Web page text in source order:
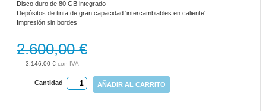
Disco duro de 80 GB integrado
Depósitos de tinta de gran capacidad 'intercambiables en caliente'
Impresión sin bordes
3.146,00 €
2.600,00 €
Cantidad AÑADIR AL CARRITO